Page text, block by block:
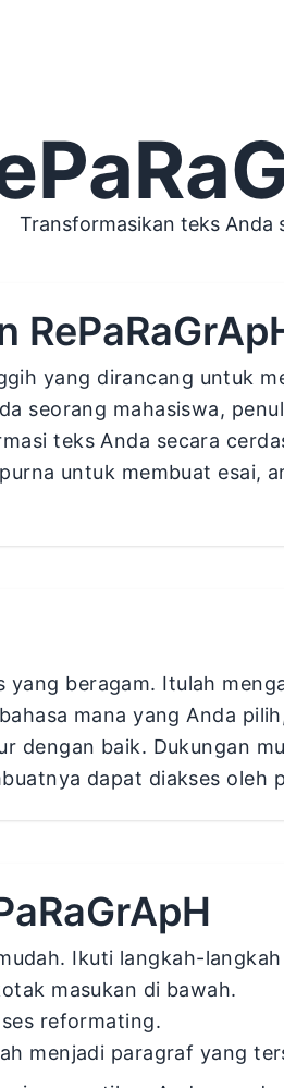
Transformasikan teks Anda
yang dirancang untuk
seorang mahasiswa,
teks Anda secara
untuk membuat
beragam. Itulah
mana yang Anda
dengan baik. Dukungan
dapat diakses oleh
Ikuti langkah-
masukan di bawah.
reformating.
menjadi paragraf yang